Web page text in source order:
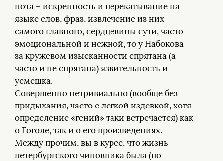
нота – искренность и перекатывание на
языке слов, фраз, извлечение из них
самого главного, сердцевины сути, часто
эмоциональной и нежной, то у Набокова –
за кружевом изысканности спрятана (а
часто и не спрятана) язвительность и
усмешка.
Совершенно нетривиально (вообще без
придыхания, часто с легкой издевкой, хотя
определение «гений» таки встречается) как
о Гоголе, так и о его произведениях.
Между прочим, вы в курсе, что жизнь
петербургского чиновника была (по